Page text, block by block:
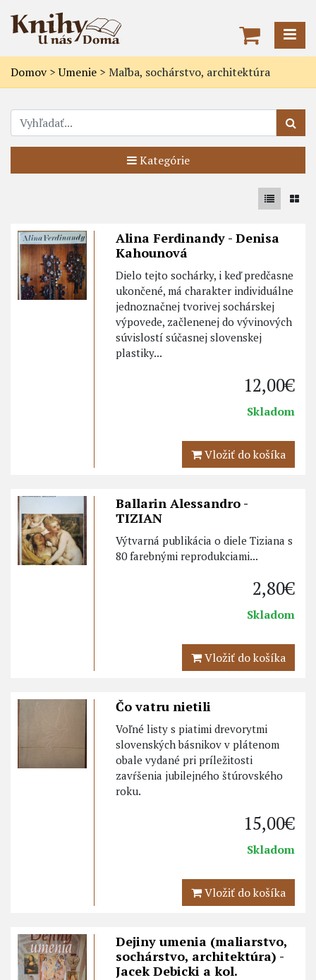
Domov>Umenie > Maľba, sochárstvo, architektúra
Kategórie
Alina Ferdinandy - Denisa
Kahounová
Dielo tejto sochárky, i keď predčasne
ukončené, má charakter individuálne
jednoznačnej tvorivej sochárskej
výpovede, začlenenej do vývinových
súvislostí súčasnej slovenskej
plastiky...
12,00€
Skladom
Vložiť do košíka
Ballarin Alessandro -
TIZIAN
Výtvarná publikácia o diele Tiziana s
80 farebnými reprodukciami...
2,80€
Skladom
Vložiť do košíka
Čo vatru nietili
Voľné listy s piatimi drevorytmi
slovenských básnikov v plátenom
obale vydané pri príležitosti
zavŕšenia jubilejného štúrovského
roku.
15,00€
Skladom
Vložiť do košíka
Dejiny umenia (maliarstvo,
sochárstvo, architektúra) -
Jacek Debicki a kol.